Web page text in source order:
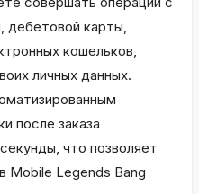
дебетовой карты,
кошельков,
личных данных.
после заказа
что позволяет
Mobile Legends Bang